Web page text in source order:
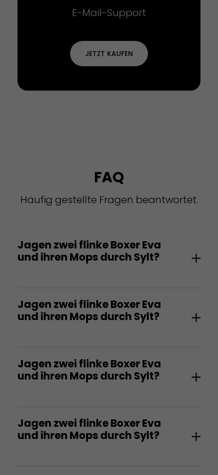
E-Mail-Support
JETZT KAUFEN
FAQ
Häufig gestellte Fragen beantwortet.
Jagen zwei flinke Boxer Eva
und ihren Mops durch Sylt?
Jagen zwei flinke Boxer Eva
und ihren Mops durch Sylt?
Jagen zwei flinke Boxer Eva
und ihren Mops durch Sylt?
Jagen zwei flinke Boxer Eva
und ihren Mops durch Sylt?